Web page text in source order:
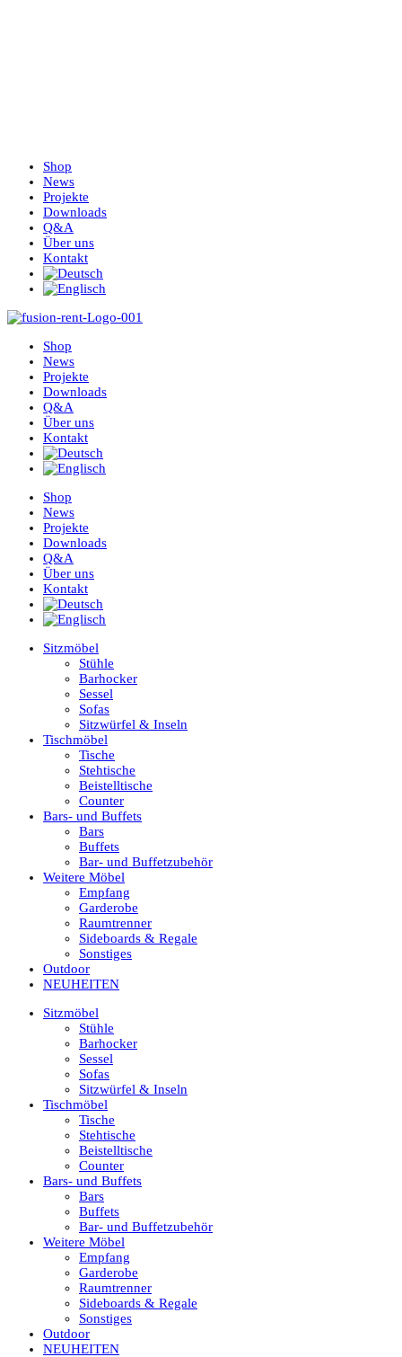
Shop
News
Projekte
Downloads
Q&A
Über uns
Kontakt
Shop
News
Projekte
Downloads
Q&A
Über uns
Kontakt
Shop
News
Projekte
Downloads
Q&A
Über uns
Kontakt
Sitzmöbel
Stühle
Barhocker
Sessel
Sofas
Sitzwürfel & Inseln
Tischmöbel
Tische
Stehtische
Beistelltische
Counter
Bars- und Buffets
Bars
Buffets
Bar- und Buffetzubehör
Weitere Möbel
Empfang
Garderobe
Raumtrenner
Sideboards & Regale
Sonstiges
Outdoor
NEUHEITEN
Sitzmöbel
Stühle
Barhocker
Sessel
Sofas
Sitzwürfel & Inseln
Tischmöbel
Tische
Stehtische
Beistelltische
Counter
Bars- und Buffets
Bars
Buffets
Bar- und Buffetzubehör
Weitere Möbel
Empfang
Garderobe
Raumtrenner
Sideboards & Regale
Sonstiges
Outdoor
NEUHEITEN